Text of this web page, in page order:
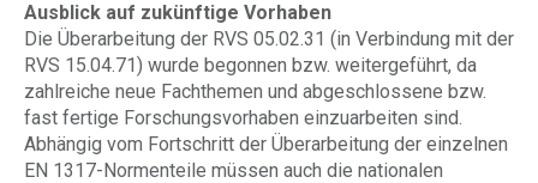
Ausblick auf zukünftige Vorhaben
Die Überarbeitung der RVS 05.02.31 (in Verbindung mit der
RVS 15.04.71) wurde begonnen bzw. weitergeführt, da
zahlreiche neue Fachthemen und abgeschlossene bzw.
fast fertige Forschungsvorhaben einzuarbeiten sind.
Abhängig vom Fortschritt der Überarbeitung der einzelnen
EN 1317-Normenteile müssen auch die nationalen